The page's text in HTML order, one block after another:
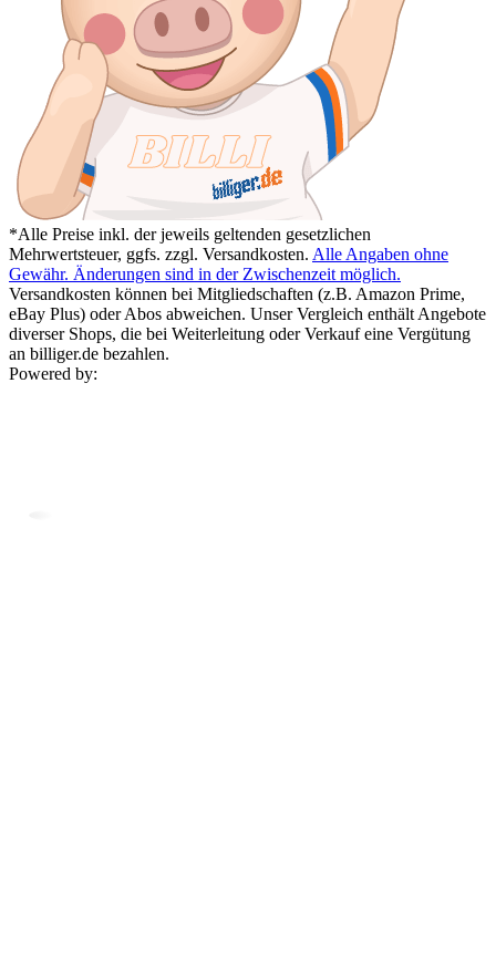
*Alle Preise inkl. der jeweils geltenden gesetzlichen
Mehrwertsteuer, ggfs. zzgl. Versandkosten. Alle Angaben ohne
Gewähr. Änderungen sind in der Zwischenzeit möglich.
Versandkosten können bei Mitgliedschaften (z.B. Amazon Prime,
eBay Plus) oder Abos abweichen. Unser Vergleich enthält Angebote
diverser Shops, die bei Weiterleitung oder Verkauf eine Vergütung
an billiger.de bezahlen.
Powered by: